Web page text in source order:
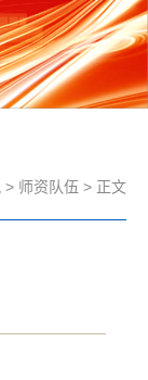
> 师资队伍 > 正文